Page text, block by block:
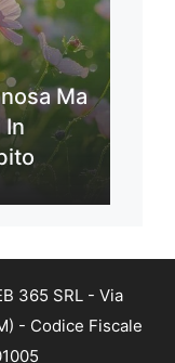
Ma
In
365 SRL - Via
- Codice Fiscale